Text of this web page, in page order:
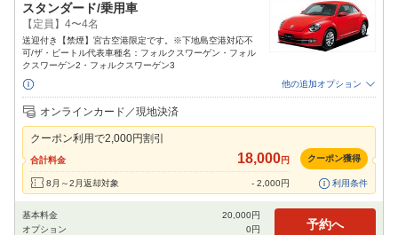
スタンダード/乗用車
【定員】4〜4名
送迎付き【禁煙】宮古空港限定です。※下地島空港対応不
可/ザ・ビートル代表車種名：フォルクスワーゲン・フォル
クスワーゲン2・フォルクスワーゲン3
他の追加オプション
追加可能オプション
（次画面で選択ができます）
オンラインカード／現地決済
クーポン利用で2,000円割引
合計料金 18,000円
8月～2月返却対象 - 2,000円
クーポン獲得
利用条件
基本料金 20,000円
オプション
0円 予約へ